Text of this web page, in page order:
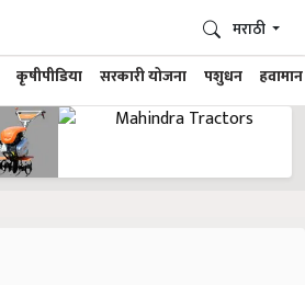
कृषीपीडिया सरकारी योजना पशुधन हवामान
मराठी